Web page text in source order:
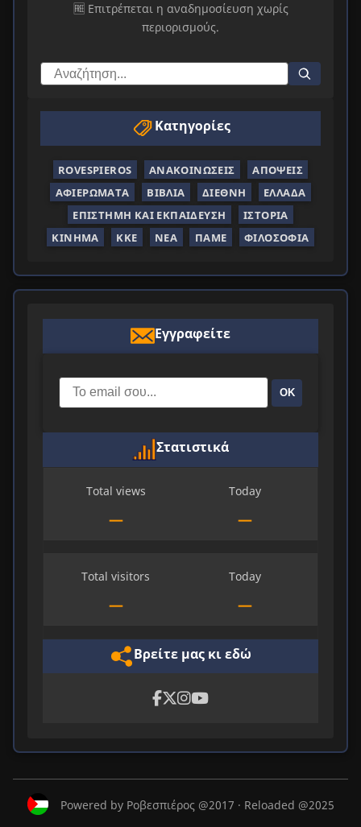
🆓 Επιτρέπεται η αναδημοσίευση χωρίς
περιορισμούς.
Κατηγορίες
ROVESPIEROS ΑΝΑΚΟΙΝΏΣΕΙΣ
ΑΠΌΨΕΙΣ
ΑΦΙΕΡΏΜΑΤΑ
ΒΙΒΛΊΑ ΔΙΕΘΝΉ
ΕΛΛΆΔΑ
ΕΠΙΣΤΉΜΗ ΚΑΙ ΕΚΠΑΊΔΕΥΣΗ
ΙΣΤΟΡΊΑ
ΚΊΝΗΜΑ
ΚΚΕ ΝΈΑ ΠΑΜΕ ΦΙΛΟΣΟΦΊΑ
Εγγραφείτε
ΟΚ
Στατιστικά
Total views
—
Today
—
Total visitors
—
Today
—
Βρείτε μας κι εδώ
Powered by Ροβεσπιέρος @2017 · Reloaded @2025